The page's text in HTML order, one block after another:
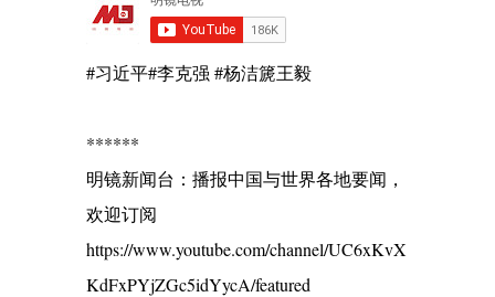
#习近平#李克强 #杨洁篪王毅
******
明镜新闻台：播报中国与世界各地要闻，
欢迎订阅
https://www.youtube.com/channel/UC6xKvX
KdFxPYjZGc5idYycA/featured